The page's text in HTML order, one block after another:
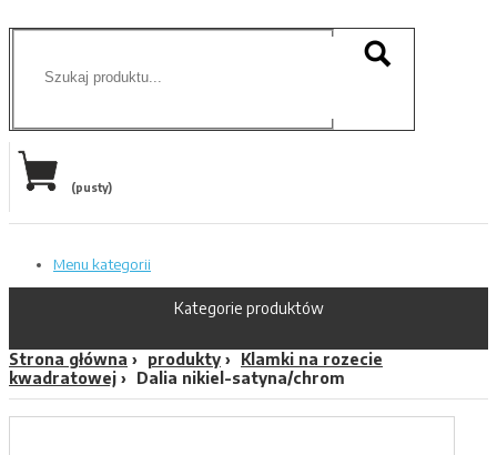
(pusty)
Menu kategorii
Kategorie produktów
Strona główna produkty
Klamki na rozecie
kwadratowej
Dalia nikiel-satyna/chrom